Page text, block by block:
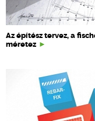
Az építész tervez, a
méretez